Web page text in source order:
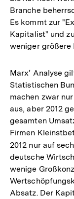
Branche
Es kommt zur
Kapitalist" und
weniger größere
Marx’ Analyse
Statistischen
machen zwar
aus, aber 2012
gesamten
Firmen
2012 nur auf
deutsche
wenige
Absatz. Der